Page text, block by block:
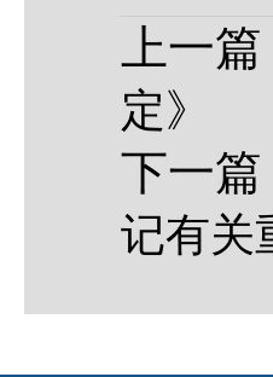
上一篇
定》
下一篇
记有关